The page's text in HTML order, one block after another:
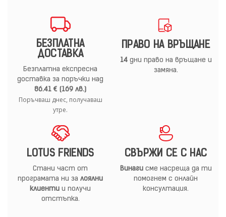
БЕЗПЛАТНА
ДОСТАВКА
Безплатна експресна
доставка за поръчки над
86.41 € (169 лв.)
Поръчваш днес, получаваш
утре.
ПРАВО НА ВРЪЩАНЕ
14дни право на връщане и
замяна.
LOTUS FRIENDS
Стани част от
програмата ни за лоялни
клиенти и получи
отстъпка.
СВЪРЖИ СЕ С НАС
Винагисме насреща да ти
помогнем с онлайн
консултация.